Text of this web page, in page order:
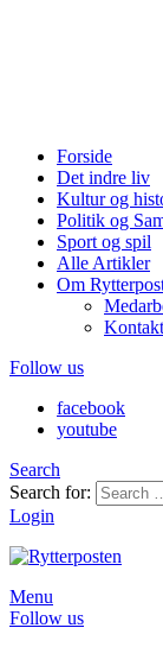
Forside
Det indre liv
Kultur og
Politik og
Sport og spil
Alle Artikler
Om
Kontakt
Follow us
facebook
youtube
Search
Search for:
Login
Menu
Follow us